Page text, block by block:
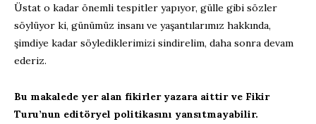
Üstat o kadar önemli tespitler yapıyor, gülle gibi sözler
söylüyor ki, günümüz insanı ve yaşantılarımız hakkında,
şimdiye kadar söylediklerimizi sindirelim, daha sonra devam
ederiz.
Bu makalede yer alan fikirler yazara aittir ve Fikir
Turu’nun editöryel politikasını yansıtmayabilir.